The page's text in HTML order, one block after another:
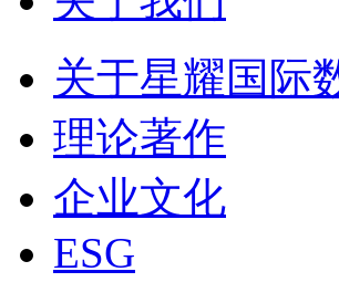
关于星耀国际
理论著作
企业文化
ESG